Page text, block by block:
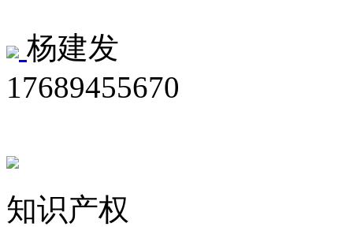
杨建发
17689455670
知识产权